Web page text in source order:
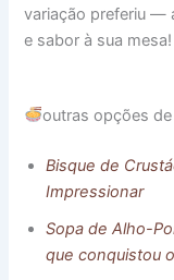
variação preferiu —
e sabor à sua mesa!
outras opções
Bisque de
Impressionar
Sopa de Alho-
que conquistou